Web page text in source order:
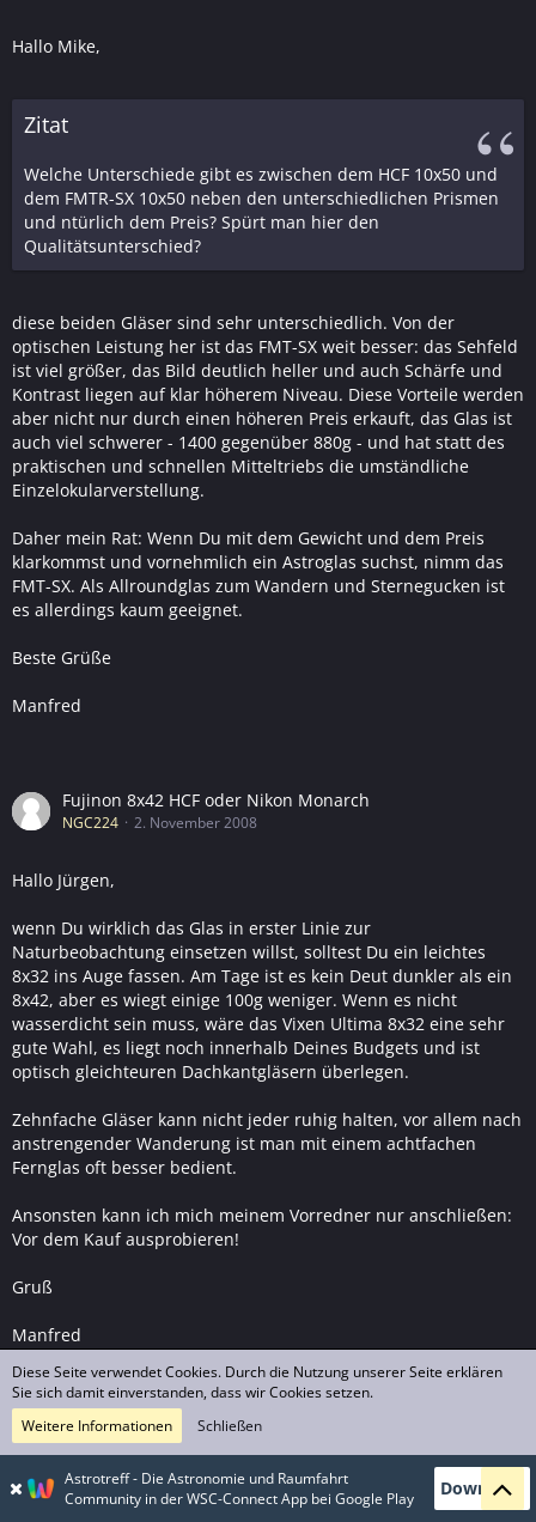
Hallo Mike,
Zitat
Welche Unterschiede gibt es zwischen dem HCF 10x50 und
dem FMTR-SX 10x50 neben den unterschiedlichen Prismen
und ntürlich dem Preis? Spürt man hier den
Qualitätsunterschied?
diese beiden Gläser sind sehr unterschiedlich. Von der
optischen Leistung her ist das FMT-SX weit besser: das Sehfeld
ist viel größer, das Bild deutlich heller und auch Schärfe und
Kontrast liegen auf klar höherem Niveau. Diese Vorteile werden
aber nicht nur durch einen höheren Preis erkauft, das Glas ist
auch viel schwerer - 1400 gegenüber 880g - und hat statt des
praktischen und schnellen Mitteltriebs die umständliche
Einzelokularverstellung.
Daher mein Rat: Wenn Du mit dem Gewicht und dem Preis
klarkommst und vornehmlich ein Astroglas suchst, nimm das
FMT-SX. Als Allroundglas zum Wandern und Sternegucken ist
es allerdings kaum geeignet.
Beste Grüße
Manfred
Fujinon 8x42 HCF oder Nikon Monarch
NGC224 2. November 2008
Hallo Jürgen,
wenn Du wirklich das Glas in erster Linie zur
Naturbeobachtung einsetzen willst, solltest Du ein leichtes
8x32 ins Auge fassen. Am Tage ist es kein Deut dunkler als ein
8x42, aber es wiegt einige 100g weniger. Wenn es nicht
wasserdicht sein muss, wäre das Vixen Ultima 8x32 eine sehr
gute Wahl, es liegt noch innerhalb Deines Budgets und ist
optisch gleichteuren Dachkantgläsern überlegen.
Zehnfache Gläser kann nicht jeder ruhig halten, vor allem nach
anstrengender Wanderung ist man mit einem achtfachen
Fernglas oft besser bedient.
Ansonsten kann ich mich meinem Vorredner nur anschließen:
Vor dem Kauf ausprobieren!
Gruß
Manfred
Erster Bericht: 17mm Ethos
NGC224 9. Oktober 2008
Hallo Caro,
Astrotreff - Die Astronomie und Raumfahrt
Community in der WSC-Connect App bei Google Play
Download
Diese Seite verwendet Cookies. Durch die Nutzung unserer Seite erklären
Sie sich damit einverstanden, dass wir Cookies setzen.
Weitere Informationen
Schließen